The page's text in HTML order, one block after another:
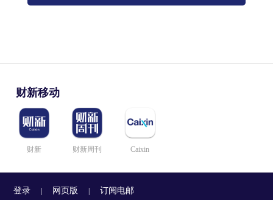
财新移动
财新 财新周刊 Caixin
登录 网页版 订阅电邮